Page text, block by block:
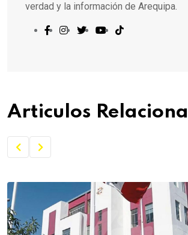
verdad y la información de Arequipa.
Articulos